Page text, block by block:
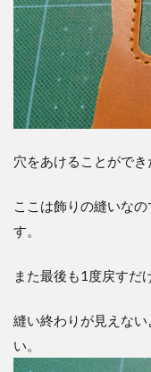
穴をあけることができ
ここは飾りの縫いな
す。
また最後も1度戻すだ
縫い終わりが見えな
い。